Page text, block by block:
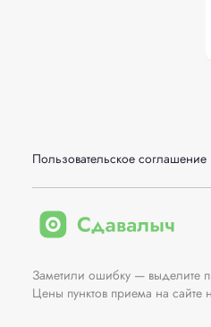
Пользовательское соглашение
Заметили ошибку — выделите
Цены пунктов приема на сайте